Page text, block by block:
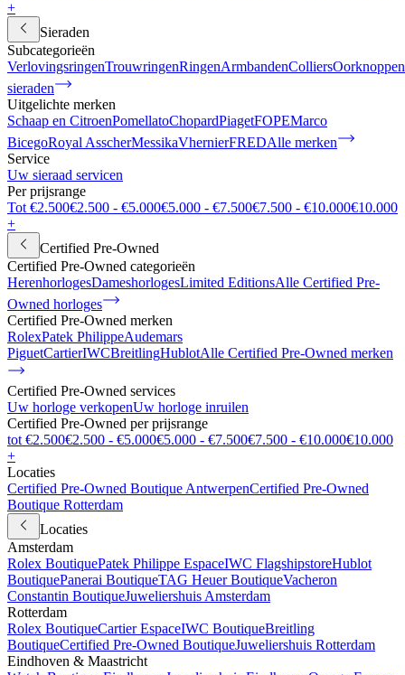
+
Sieraden
Subcategorieën
VerlovingsringenTrouwringenRingenArmbandenColliersOorknoppen
sieraden
Uitgelichte merken
Schaap en CitroenPomellatoChopardPiagetFOPEMarco
BicegoRoyal AsscherMessikaVhernierFREDAlle merken
Service
Uw sieraad servicen
Per prijsrange
Tot €2.500€2.500 - €5.000€5.000 - €7.500€7.500 - €10.000€10.000
+
Certified Pre-Owned
Certified Pre-Owned categorieën
HerenhorlogesDameshorlogesLimited EditionsAlle Certified Pre-
Owned horloges
Certified Pre-Owned merken
RolexPatek PhilippeAudemars
PiguetCartierIWCBreitlingHublotAlle Certified Pre-Owned merken
Certified Pre-Owned services
Uw horloge verkopenUw horloge inruilen
Certified Pre-Owned per prijsrange
tot €2.500€2.500 - €5.000€5.000 - €7.500€7.500 - €10.000€10.000
+
Locaties
Certified Pre-Owned Boutique AntwerpenCertified Pre-Owned
Boutique Rotterdam
Locaties
Amsterdam
Rolex BoutiquePatek Philippe EspaceIWC FlagshipstoreHublot
BoutiquePanerai BoutiqueTAG Heuer BoutiqueVacheron
Constantin BoutiqueJuweliershuis Amsterdam
Rotterdam
Rolex BoutiqueCartier EspaceIWC BoutiqueBreitling
BoutiqueCertified Pre-Owned BoutiqueJuweliershuis Rotterdam
Eindhoven & Maastricht